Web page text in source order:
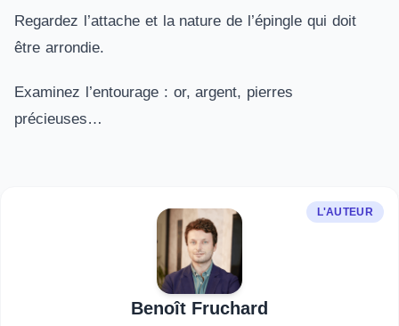
Regardez l’attache et la nature de l’épingle qui doit
être arrondie.
Examinez l’entourage : or, argent, pierres
précieuses…
L'AUTEUR
Benoît Fruchard